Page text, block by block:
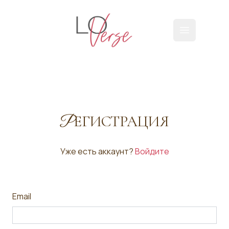
Loverse
РЕГИСТРАЦИЯ
Уже есть аккаунт?Войдите
Email